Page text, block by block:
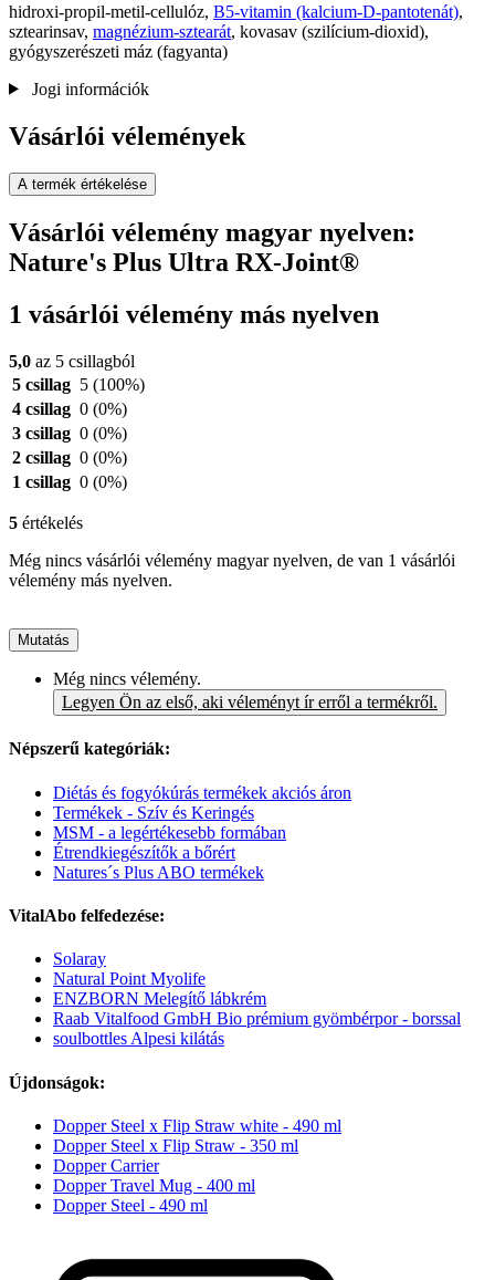
hidroxi-propil-metil-cellulóz, B5-vitamin (kalcium-D-pantotenát),
sztearinsav, magnézium-sztearát, kovasav (szilícium-dioxid),
gyógyszerészeti máz (fagyanta)
Jogi információk
Vásárlói vélemények
A termék értékelése
Vásárlói vélemény magyar nyelven:
Nature's Plus Ultra RX-Joint®
1 vásárlói vélemény más nyelven
5,0 az 5 csillagból
5 csillag 5 (100%)
4 csillag 0 (0%)
3 csillag 0 (0%)
2 csillag 0 (0%)
1 csillag 0 (0%)
5 értékelés
Még nincs vásárlói vélemény magyar nyelven, de van 1 vásárlói
vélemény más nyelven.
Mutatás
Még nincs vélemény.
Legyen Ön az első, aki véleményt ír erről a termékről.
Népszerű kategóriák:
Diétás és fogyókúrás termékek akciós áron
Termékek - Szív és Keringés
MSM - a legértékesebb formában
Étrendkiegészítők a bőrért
Natures´s Plus ABO termékek
VitalAbo felfedezése:
Solaray
Natural Point Myolife
ENZBORN Melegítő lábkrém
Raab Vitalfood GmbH Bio prémium gyömbérpor - borssal
soulbottles Alpesi kilátás
Újdonságok:
Dopper Steel x Flip Straw white - 490 ml
Dopper Steel x Flip Straw - 350 ml
Dopper Carrier
Dopper Travel Mug - 400 ml
Dopper Steel - 490 ml